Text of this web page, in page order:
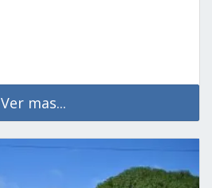
Ver mas...